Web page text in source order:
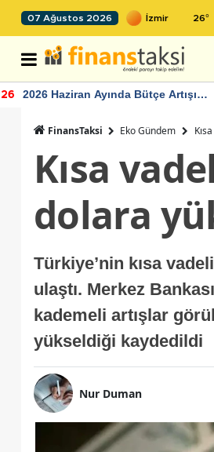
07 Ağustos 2026 26°
2026 Haziran Ayında Bütçe Artışı
FinansTaksi Eko Gündem
Kısa
dolara
Türkiye’nin kısa
ulaştı. Merkez
kademeli artışlar
yükseldiği kaydedildi
Nur Duman